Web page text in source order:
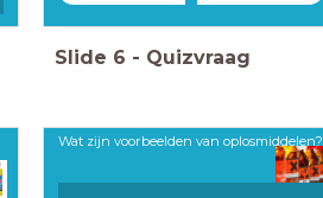
Slide 6 - Quizvraag
Wat zijn voorbeelden van oplosmiddelen?